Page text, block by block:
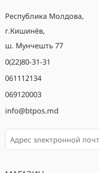
Республика Молдова,
г.Кишинёв,
ш. Мунчешть 77
0(22)80-31-31
061112134
069120003
info@btpos.md